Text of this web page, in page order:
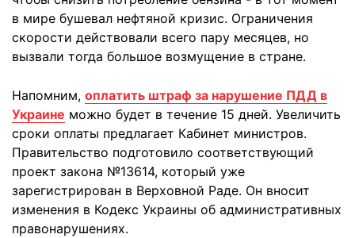
в мире бушевал нефтяной кризис. Ограничения
скорости действовали всего пару месяцев, но
вызвали тогда большое возмущение в стране.
Напомним, оплатить штраф за нарушение ПДД в
Украине можно будет в течение 15 дней. Увеличить
сроки оплаты предлагает Кабинет министров.
Правительство подготовило соответствующий
проект закона №13614, который уже
зарегистрирован в Верховной Раде. Он вносит
изменения в Кодекс Украины об административных
правонарушениях.